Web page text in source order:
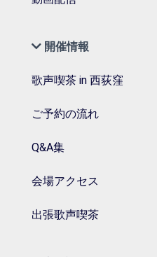
開催情報
歌声喫茶 in 西荻窪
ご予約の流れ
Q&A集
会場アクセス
出張歌声喫茶